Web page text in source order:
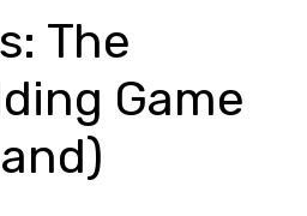
The
Game